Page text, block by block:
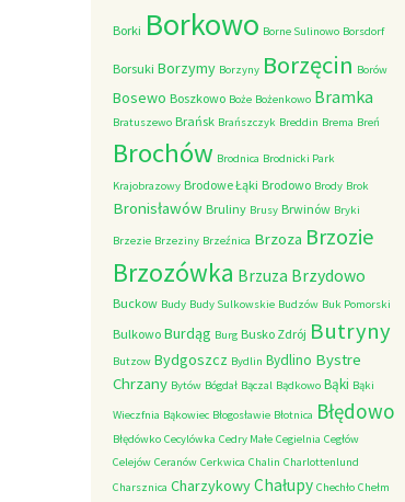
Borki Borkowo Borne Sulinowo Borsdorf
Borsuki Borzymy Borzyny Borzęcin Borów
Bosewo Boszkowo Boże Bożenkowo Bramka
Bratuszewo Brańsk Brańszczyk Breddin Brema Breń
Brochów Brodnica Brodnicki Park
Krajobrazowy Brodowe Łąki Brodowo Brody Brok
Bronisławów Bruliny Brusy Brwinów Bryki
Brzezie Brzeziny Brzeźnica Brzoza Brzozie
Brzozówka Brzuza Brzydowo
Buckow Budy Budy Sulkowskie Budzów Buk Pomorski
Bulkowo Burdąg Burg Busko Zdrój Butryny
Butzow Bydgoszcz Bydlin Bydlino Bystre
Chrzany Bytów Bógdał Bączal Bądkowo Bąki Bąki
Wieczfnia Bąkowiec Błogosławie Błotnica Błędowo
Błędówko Cecylówka Cedry Małe Cegielnia Cegłów
Celejów Ceranów Cerkwica Chalin Charlottenlund
Charsznica CharzykowyChałupy Chechło Chełm